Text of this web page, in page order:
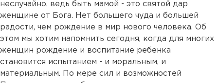
неслучайно, ведь быть мамой - это святой дар
женщине от Бога. Нет большего чуда и большей
радости, чем рождение в мир нового человека. Об
этом мы хотим напомнить сегодня, когда для многих
женщин рождение и воспитание ребенка
становится испытанием - и моральным, и
материальным. По мере сил и возможностей